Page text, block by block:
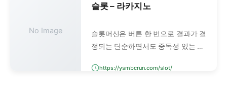
No Image
슬롯 – 라카지노
슬롯머신은 버튼 한 번으로 결과가 결
정되는 단순하면서도 중독성 있는 카
기는 기계식 슬롯이 주류였지만, 이제
https://ysmbcrun.com/slot/